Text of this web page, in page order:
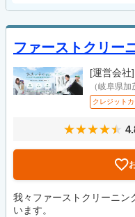
ファーストクリー
[運営会社]
（岐阜県
クレジット
我々ファーストクリーニン
います。